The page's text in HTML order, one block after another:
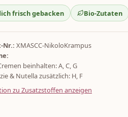
frisch gebacken Bio-Zutaten
Nr.: XMASCC-NikoloKrampus
beinhalten: A, C, G
& Nutella zusätzlich: H, F
zu Zusatzstoffen anzeigen